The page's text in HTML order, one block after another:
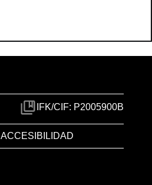
IFK/CIF: P2005900B
ACCESIBILIDAD